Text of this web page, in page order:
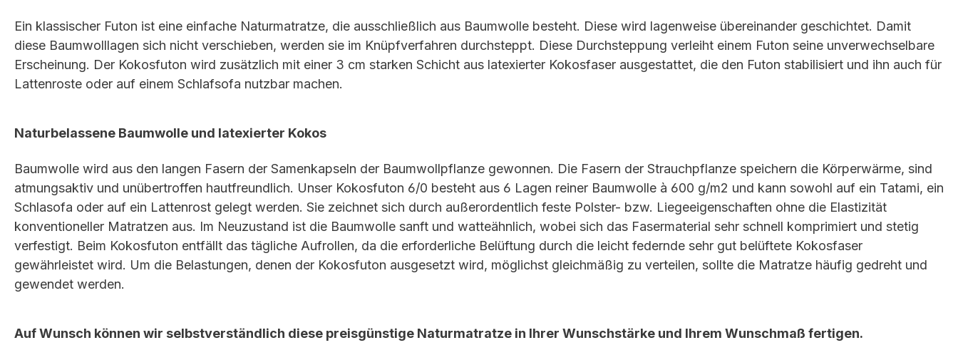
Ein klassischer Futon ist eine einfache Naturmatratze, die ausschließlich aus Baumwolle besteht. Diese wird lagenweise übereinander geschichtet. Damit
diese Baumwolllagen sich nicht verschieben, werden sie im Knüpfverfahren durchsteppt. Diese Durchsteppung verleiht einem Futon seine unverwechselbare
Erscheinung. Der Kokosfuton wird zusätzlich mit einer 3 cm starken Schicht aus latexierter Kokosfaser ausgestattet, die den Futon stabilisiert und ihn auch für
Lattenroste oder auf einem Schlafsofa nutzbar machen.
Naturbelassene Baumwolle und latexierter Kokos
Baumwolle wird aus den langen Fasern der Samenkapseln der Baumwollpflanze gewonnen. Die Fasern der Strauchpflanze speichern die Körperwärme, sind
atmungsaktiv und unübertroffen hautfreundlich. Unser Kokosfuton 6/0 besteht aus 6 Lagen reiner Baumwolle à 600 g/m2 und kann sowohl auf ein Tatami, ein
Schlasofa oder auf ein Lattenrost gelegt werden. Sie zeichnet sich durch außerordentlich feste Polster- bzw. Liegeeigenschaften ohne die Elastizität
konventioneller Matratzen aus. Im Neuzustand ist die Baumwolle sanft und watteähnlich, wobei sich das Fasermaterial sehr schnell komprimiert und stetig
verfestigt. Beim Kokosfuton entfällt das tägliche Aufrollen, da die erforderliche Belüftung durch die leicht federnde sehr gut belüftete Kokosfaser
gewährleistet wird. Um die Belastungen, denen der Kokosfuton ausgesetzt wird, möglichst gleichmäßig zu verteilen, sollte die Matratze häufig gedreht und
gewendet werden.
Auf Wunsch können wir selbstverständlich diese preisgünstige Naturmatratze in Ihrer Wunschstärke und Ihrem Wunschmaß fertigen.